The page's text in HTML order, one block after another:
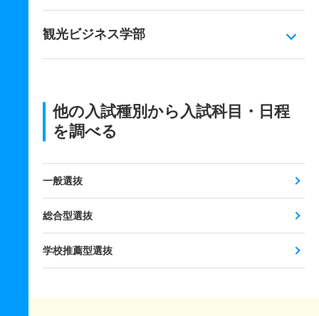
観光ビジネス学部
他の入試種別から入試科目・日程
を調べる
一般選抜
総合型選抜
学校推薦型選抜